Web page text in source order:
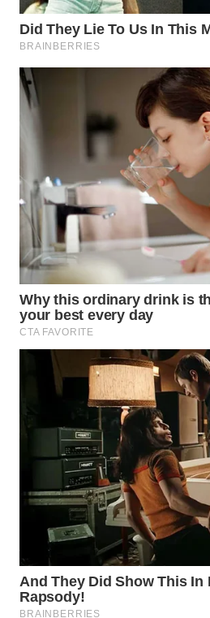
WN
KEPULAUAN
SERIBU
BINJAI
WN
CIREBON
WN
INDRAMAYU
WN
KUNINGAN
MAJALENGKA
SUBANG
WN
SUKABUMI
WN
PURWAKARTA